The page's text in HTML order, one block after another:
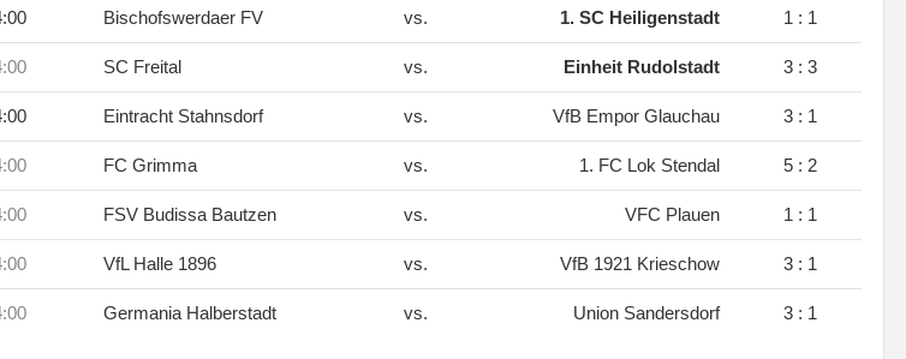
Bischofswerdaer FV vs. 1. SC Heiligenstadt 1 : 1
SC Freital vs. Einheit Rudolstadt 3 : 3
Eintracht Stahnsdorf vs. VfB Empor Glauchau 3 : 1
FC Grimma vs. 1. FC Lok Stendal 5 : 2
FSV Budissa Bautzen vs. VFC Plauen 1 : 1
VfL Halle 1896 vs. VfB 1921 Krieschow 3 : 1
Germania Halberstadt vs. Union Sandersdorf 3 : 1